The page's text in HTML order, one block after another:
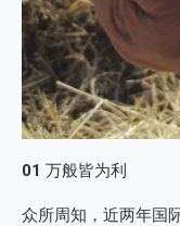
01 万般皆为利
众所周知，近两年国